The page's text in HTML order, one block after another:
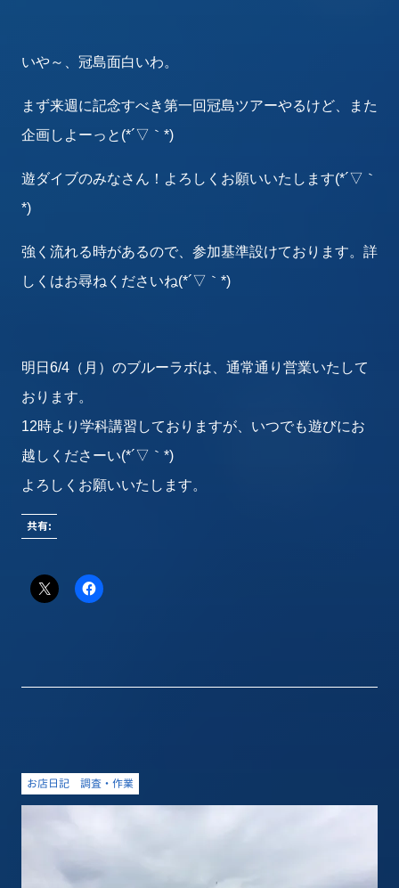
いや～、冠島面白いわ。
まず来週に記念すべき第一回冠島ツアーやるけど、また
企画しよーっと(*´▽｀*)
遊ダイブのみなさん！よろしくお願いいたします(*´▽｀
*)
強く流れる時があるので、参加基準設けております。詳
しくはお尋ねくださいね(*´▽｀*)
明日6/4（月）のブルーラボは、通常通り営業いたして
おります。
12時より学科講習しておりますが、いつでも遊びにお
越しくださーい(*´▽｀*)
よろしくお願いいたします。
共有:
お店日記 調査・作業